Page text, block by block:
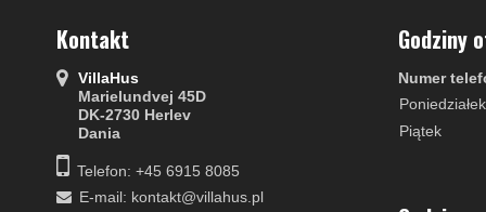
Kontakt
VillaHus
Marielundvej 45D
DK-2730 Herlev
Dania
Telefon: +45 6915 8085
E-mail: kontakt@villahus.pl
Godziny
Numer
Piątek